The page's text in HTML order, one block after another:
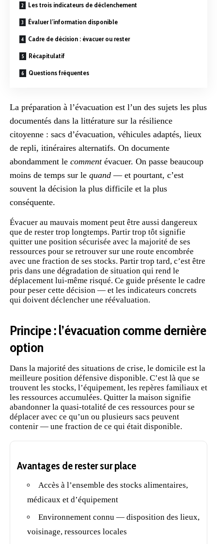
Les trois indicateurs de déclenchement
Évaluer l’information disponible
Cadre de décision : évacuer ou rester
Récapitulatif
Questions fréquentes
La préparation à l’évacuation est l’un des sujets les plus
documentés dans la littérature sur la résilience
citoyenne : sacs d’évacuation, véhicules adaptés, lieux
de repli, itinéraires alternatifs. On documente
abondamment le commentévacuer. On passe beaucoup
moins de temps sur le quand — et pourtant, c’est
souvent la décision la plus difficile et la plus
conséquente.
Évacuer au mauvais moment peut être aussi dangereux
que de rester trop longtemps. Partir trop tôt signifie
quitter une position sécurisée avec la majorité de ses
ressources pour se retrouver sur une route encombrée
avec une fraction de ses stocks. Partir trop tard, c’est être
pris dans une dégradation de situation qui rend le
déplacement lui-même risqué. Ce guide présente le cadre
pour peser cette décision — et les indicateurs concrets
qui doivent déclencher une réévaluation.
Principe : l’évacuation comme dernière
option
Dans la majorité des situations de crise, le domicile est la
meilleure position défensive disponible. C’est là que se
trouvent les stocks, l’équipement, les repères familiaux et
les ressources accumulées. Quitter la maison signifie
abandonner la quasi-totalité de ces ressources pour se
déplacer avec ce qu’un ou plusieurs sacs peuvent
contenir — une fraction de ce qui était disponible.
Avantages de rester sur place
Accès à l’ensemble des stocks alimentaires,
médicaux et d’équipement
Environnement connu — disposition des lieux,
voisinage, ressources locales